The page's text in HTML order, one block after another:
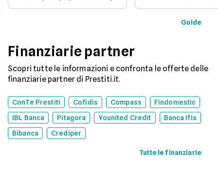
come funziona, quali tipi ci
una buona idea,
vantaggi come la
di partire subito e
goderti le vacanze
debiti.
Guide
Finanziarie partner
Scopri tutte le informazioni e confronta le offerte delle
finanziarie partner di Prestiti.it.
ConTe Prestiti Cofidis Compass
Findomestic
IBL Banca
Pitagora Younited Credit
Banca Ifis
Bibanca
Crediper
Tutte le finanziarie